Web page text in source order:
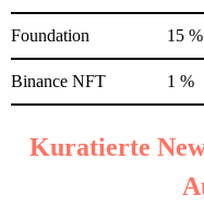
Foundation 15 %
Binance NFT 1 %